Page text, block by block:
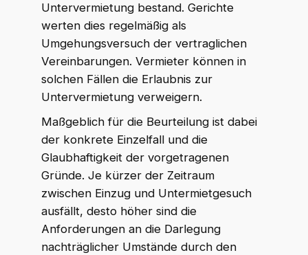
Untervermietung bestand. Gerichte
werten dies regelmäßig als
Umgehungsversuch der vertraglichen
Vereinbarungen. Vermieter können in
solchen Fällen die Erlaubnis zur
Untervermietung verweigern.
Maßgeblich für die Beurteilung ist dabei
der konkrete Einzelfall und die
Glaubhaftigkeit der vorgetragenen
Gründe. Je kürzer der Zeitraum
zwischen Einzug und Untermietgesuch
ausfällt, desto höher sind die
Anforderungen an die Darlegung
nachträglicher Umstände durch den